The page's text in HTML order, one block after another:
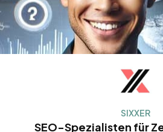
SIXXER
SEO-Spezialisten für